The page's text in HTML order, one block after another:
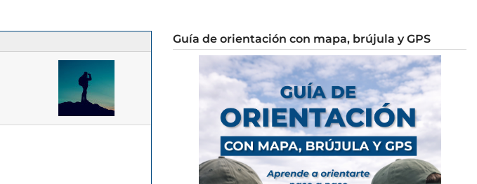
Guía de orientación con mapa, brújula y GPS